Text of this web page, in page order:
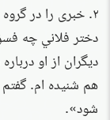
۲. خبری را در
دختر فلاني چه
ديگران از او
هم شنيده ام. گفتم
شود».